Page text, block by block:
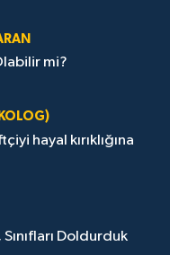
mi?
hayal kırıklığına
Doldurduk